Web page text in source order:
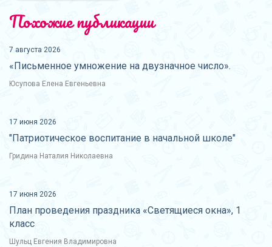
Похожие публикации
7 августа 2026
«Письменное умножение на двузначное число».
Юсупова Елена Евгеньевна
17 июня 2026
"Патриотическое воспитание в начальной школе"
Гридина Наталия Николаевна
17 июня 2026
План проведения праздника «Светящиеся окна», 1
класс
Шульц Евгения Владимировна